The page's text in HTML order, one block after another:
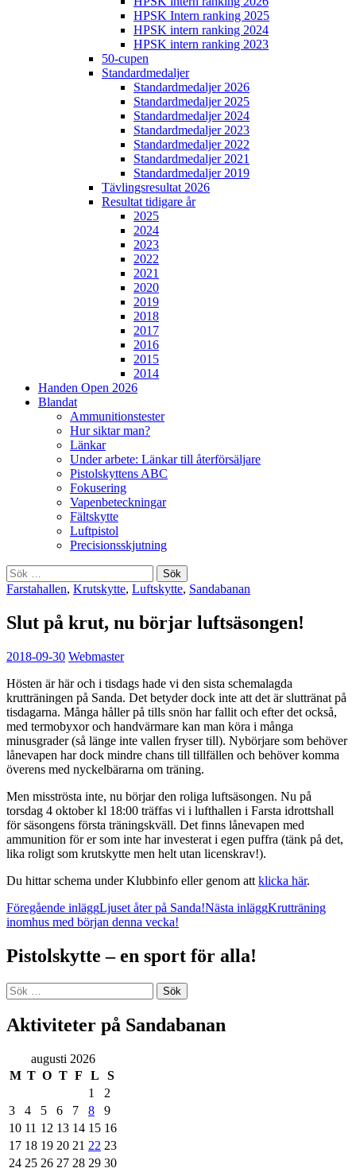
HPSK Intern ranking 2025
HPSK intern ranking 2024
HPSK intern ranking 2023
50-cupen
Standardmedaljer
Standardmedaljer 2026
Standardmedaljer 2025
Standardmedaljer 2024
Standardmedaljer 2023
Standardmedaljer 2022
Standardmedaljer 2021
Standardmedaljer 2019
Tävlingsresultat 2026
Resultat tidigare år
2025
2024
2023
2022
2021
2020
2019
2018
2017
2016
2015
2014
Handen Open 2026
Blandat
Ammunitionstester
Hur siktar man?
Länkar
Under arbete: Länkar till återförsäljare
Pistolskyttens ABC
Fokusering
Vapenbeteckningar
Fältskytte
Luftpistol
Precisionsskjutning
Sök
efter:
Farstahallen, Krutskytte, Luftskytte, Sandabanan
Slut på krut, nu börjar luftsäsongen!
2018-09-30 Webmaster
Hösten är här och i tisdags hade vi den sista schemalagda
krutträningen på Sanda. Det betyder dock inte att det är sluttränat på
tisdagarna. Många håller på tills snön har fallit och efter det också,
med termobyxor och handvärmare kan man köra i många
minusgrader (så länge inte vallen fryser till). Nybörjare som behöver
lånevapen har dock mindre chans till tillfällen och behöver komma
överens med nyckelbärarna om träning.
Men misströsta inte, nu börjar den roliga luftsäsongen. Nu på
torsdag 4 oktober kl 18:00 träffas vi i lufthallen i Farsta idrottshall
för säsongens första träningskväll. Det finns lånevapen med
ammunition för er som inte har investerat i egen puffra (tänk på det,
lika roligt som krutskytte men helt utan licenskrav!).
Du hittar schema under Klubbinfo eller genom att klicka här.
Inläggsnavigering
Föregående inläggLjuset åter på Sanda!Nästa inläggKrutträning
inomhus med början denna vecka!
Pistolskytte – en sport för alla!
Sök
efter:
Aktiviteter på Sandabanan
augusti 2026
M T O T F L
S
1
2
3
4 5 6 7 8
9
10 11 12 13 14 15 16
17 18 19 20 21 22 23
24 25 26 27 28 29 30